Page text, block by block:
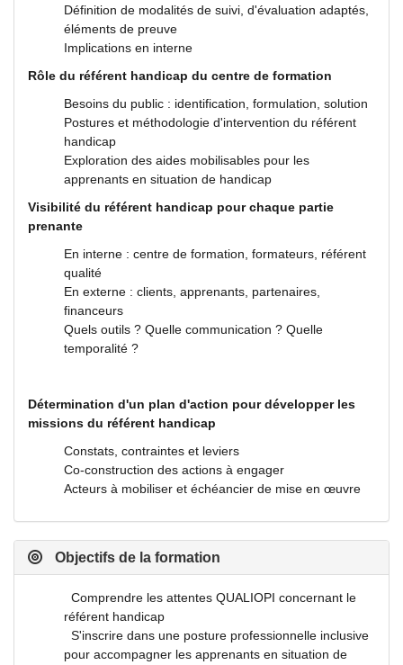
Définition de modalités de suivi, d'évaluation adaptés,
éléments de preuve
Implications en interne
Rôle du référent handicap du centre de formation
Besoins du public : identification, formulation, solution
Postures et méthodologie d'intervention du référent
handicap
Exploration des aides mobilisables pour les
apprenants en situation de handicap
Visibilité du référent handicap pour chaque partie
prenante
En interne : centre de formation, formateurs, référent
qualité
En externe : clients, apprenants, partenaires,
financeurs
Quels outils ? Quelle communication ? Quelle
temporalité ?
Détermination d'un plan d'action pour développer les
missions du référent handicap
Constats, contraintes et leviers
Co-construction des actions à engager
Acteurs à mobiliser et échéancier de mise en œuvre
Objectifs de la formation
Comprendre les attentes QUALIOPI concernant le
référent handicap
S'inscrire dans une posture professionnelle inclusive
pour accompagner les apprenants en situation de